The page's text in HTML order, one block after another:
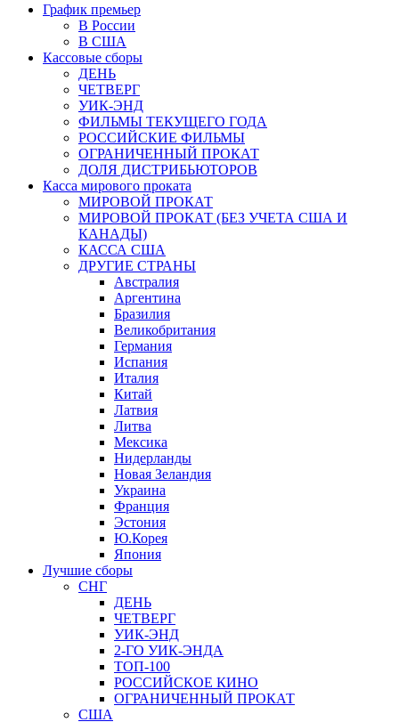
График премьер
В России
В США
Кассовые сборы
ДЕНЬ
ЧЕТВЕРГ
УИК-ЭНД
ФИЛЬМЫ ТЕКУЩЕГО ГОДА
РОССИЙСКИЕ ФИЛЬМЫ
ОГРАНИЧЕННЫЙ ПРОКАТ
ДОЛЯ ДИСТРИБЬЮТОРОВ
Касса мирового проката
МИРОВОЙ ПРОКАТ
МИРОВОЙ ПРОКАТ (БЕЗ УЧЕТА США И
КАНАДЫ)
КАССА США
ДРУГИЕ СТРАНЫ
Австралия
Аргентина
Бразилия
Великобритания
Германия
Испания
Италия
Китай
Латвия
Литва
Мексика
Нидерланды
Новая Зеландия
Украина
Франция
Эстония
Ю.Корея
Япония
Лучшие сборы
СНГ
ДЕНЬ
ЧЕТВЕРГ
УИК-ЭНД
2-ГО УИК-ЭНДА
ТОП-100
РОССИЙСКОЕ КИНО
ОГРАНИЧЕННЫЙ ПРОКАТ
США